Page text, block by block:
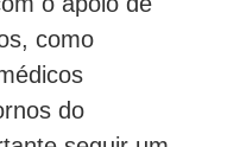
o apoio de
como
do